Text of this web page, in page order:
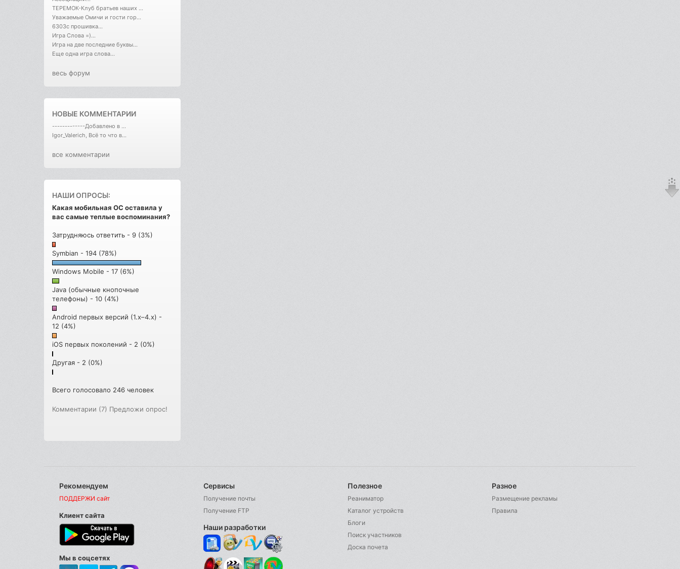
ТЕРЕМОК-Клуб братьев наших ...
Уважаемые Омичи и гости гор...
6303с прошивка...
Игра Слова =)...
Игра на две последние буквы...
Еще одна игра слова...
весь форум
НОВЫЕ КОММЕНТАРИИ
-------------Добавлено в ...
Igor_Valerich, Всё то что в...
все комментарии
НАШИ ОПРОСЫ:
Какая мобильная ОС оставила у
вас самые теплые воспоминания?
Затрудняюсь ответить - 9 (3%)
Symbian - 194 (78%)
Windows Mobile - 17 (6%)
Java (обычные кнопочные
телефоны) - 10 (4%)
Android первых версий (1.x–4.x) -
12 (4%)
iOS первых поколений - 2 (0%)
Другая - 2 (0%)
Всего голосовало 246 человек
Комментарии (7) Предложи опрос!
Рекомендуем
ПОДДЕРЖИ сайт
Клиент сайта
Мы в соцсетях
Сервисы
Получение почты
Получение FTP
Наши разработки
Полезное
Реаниматор
Каталог устройств
Блоги
Поиск участников
Доска почета
Разное
Размещение рекламы
Правила